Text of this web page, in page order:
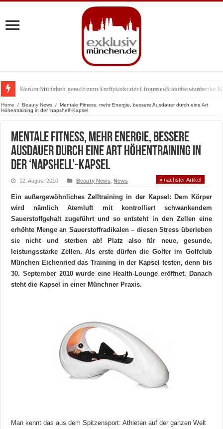
Zu Gast im Fränk’ness: Sternekoch Alexander Herrmann lädt krebskranke
Warum München gerade zum Treffpunkt der Lingerie-Branche wurde
Home / Beauty News / Mentale Fitness, mehr Energie, bessere Ausdauer durch eine Art
Höhentraining in der ‘napshell’-Kapsel
Mentale Fitness, mehr Energie, bessere
Ausdauer durch eine Art Höhentraining in
der ‘napshell’-Kapsel
12. August 2010 Beauty News ,News » nächster Artikel
Ein außergewöhnliches Zelltraining in der Kapsel: Dem Körper
wird nämlich Atemluft mit kontrolliert schwankendem
Sauerstoffgehalt zugeführt und so entsteht in den Zellen eine
erhöhte Menge an Sauerstoffradikalen – diesen Stress überleben
sie nicht und sterben ab! Platz also für neue, gesunde,
leistungsstarke Zellen.Als erste dürfen die Golfer im Golfclub
München Eichenried das Training in der Kapsel testen, denn bis
30. September 2010 wurde eine Health-Lounge eröffnet. Danach
steht die Kapsel in einer Münchner Praxis.
Man kennt das aus dem Spitzensport: Athleten auf der ganzen Welt